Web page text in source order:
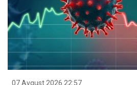
07 Avqust 2026 22:57